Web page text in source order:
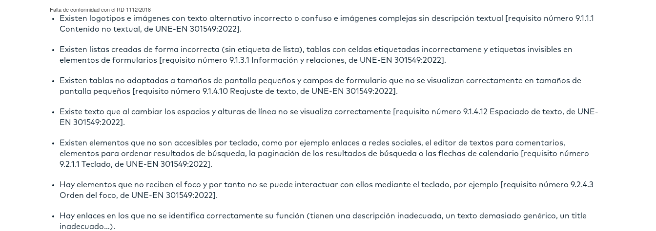
Falta de conformidad con el RD 1112/2018
Existen logotipos e imágenes con texto alternativo incorrecto o confuso e imágenes complejas sin descripción textual [requisito número 9.1.1.1
Contenido no textual, de UNE-EN 301549:2022].
Existen listas creadas de forma incorrecta (sin etiqueta de lista), tablas con celdas etiquetadas incorrectamene y etiquetas invisibles en
elementos de formularios [requisito número 9.1.3.1 Información y relaciones, de UNE-EN 301549:2022].
Existen tablas no adaptadas a tamaños de pantalla pequeños y campos de formulario que no se visualizan correctamente en tamaños de
pantalla pequeños [requisito número 9.1.4.10 Reajuste de texto, de UNE-EN 301549:2022].
Existe texto que al cambiar los espacios y alturas de línea no se visualiza correctamente [requisito número 9.1.4.12 Espaciado de texto, de UNE-
EN 301549:2022].
Existen elementos que no son accesibles por teclado, como por ejemplo enlaces a redes sociales, el editor de textos para comentarios,
elementos para ordenar resultados de búsqueda, la paginación de los resultados de búsqueda o las flechas de calendario [requisito número
9.2.1.1 Teclado, de UNE-EN 301549:2022].
Hay elementos que no reciben el foco y por tanto no se puede interactuar con ellos mediante el teclado, por ejemplo [requisito número 9.2.4.3
Orden del foco, de UNE-EN 301549:2022].
Hay enlaces en los que no se identifica correctamente su función (tienen una descripción inadecuada, un texto demasiado genérico, un title
inadecuado…).